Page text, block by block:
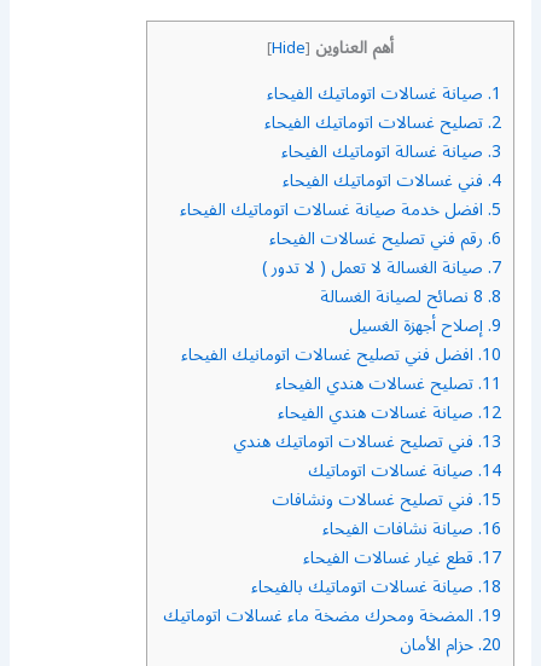
أهم العناوين [
Hide
]
1. صيانة غسالات اتوماتيك الفيحاء
2. تصليح غسالات اتوماتيك الفيحاء
3. صيانة غسالة اتوماتيك الفيحاء
4. فني غسالات اتوماتيك الفيحاء
5. افضل خدمة صيانة غسالات اتوماتيك الفيحاء
6. رقم فني تصليح غسالات الفيحاء
7. صيانة الغسالة لا تعمل ( لا تدور )
8.
9. إصلاح أجهزة الغسيل
10. افضل فني تصليح غسالات اتومانيك الفيحاء
11. تصليح غسالات هندي الفيحاء
12. صيانة غسالات هندي الفيحاء
13. فني تصليح غسالات اتوماتيك هندي
14. صيانة غسالات اتوماتيك
15. فني تصليح غسالات ونشافات
16. صيانة نشافات الفيحاء
17. قطع غيار غسالات الفيحاء
18. صيانة غسالات اتوماتيك بالفيحاء
19. المضخة ومحرك مضخة ماء غسالات اتوماتيك
20. حزام الأمان